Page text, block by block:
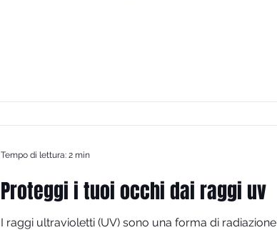
Proteggi i tuoi occhi dai raggi uv
I raggi ultravioletti (UV) sono una forma di radiazione
Tempo di lettura: 2 min